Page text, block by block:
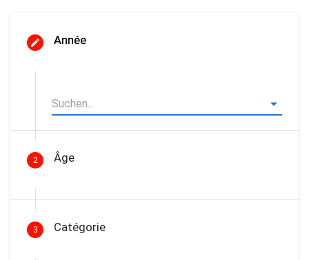
Année
2 Âge
3 Catégorie